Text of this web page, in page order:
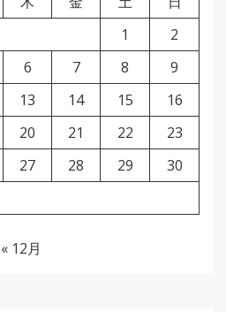
1
2
6 7 8
9
13 14 15
16
20 21 22
23
27 28 29
30
« 12月